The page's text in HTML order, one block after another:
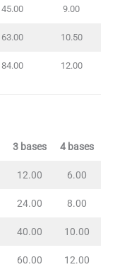
45.00 9.00
63.00 10.50
84.00 12.00
3 bases 4 bases
12.00 6.00
24.00 8.00
40.00 10.00
60.00 12.00